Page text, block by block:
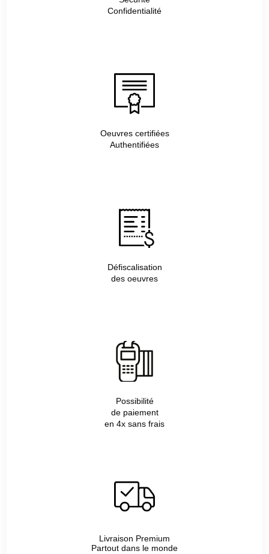
Confidentialité
Oeuvres certifiées
Authentifiées
Défiscalisation
des oeuvres
Possibilité
de paiement
en 4x sans frais
Livraison Premium
Partout dans le monde